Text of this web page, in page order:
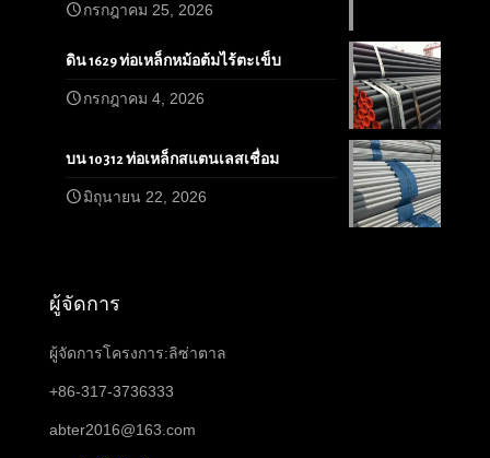
กรกฎาคม 25, 2026
ดิน 1629 ท่อเหล็กหม้อต้มไร้ตะเข็บ
กรกฎาคม 4, 2026
บน 10312 ท่อเหล็กสแตนเลสเชื่อม
มิถุนายน 22, 2026
ผู้จัดการ
ผู้จัดการโครงการ:ลิซ่าตาล
+86-317-3736333
abter2016@163.com